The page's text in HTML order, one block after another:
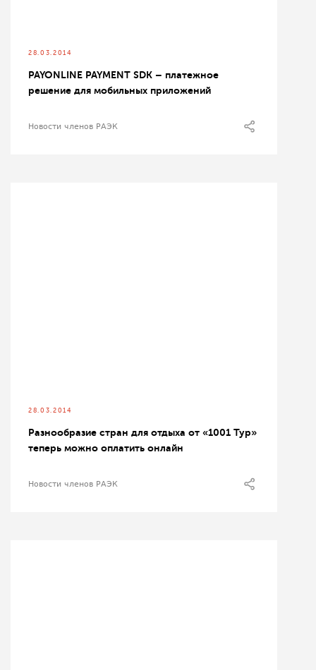
28.03.2014
PAYONLINE PAYMENT SDK – платежное
решение для мобильных приложений
Новости членов РАЭК
28.03.2014
Разнообразие стран для отдыха от «1001 Тур»
теперь можно оплатить онлайн
Новости членов РАЭК